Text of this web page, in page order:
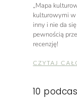
„Mapa
kulturowymi w
inny i nie da
pewnością
recenzję!
CZYTAJ
10